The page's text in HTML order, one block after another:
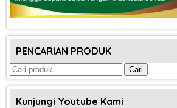
PENCARIAN PRODUK
Pencarian
untuk:
Cari
Kunjungi Youtube Kami